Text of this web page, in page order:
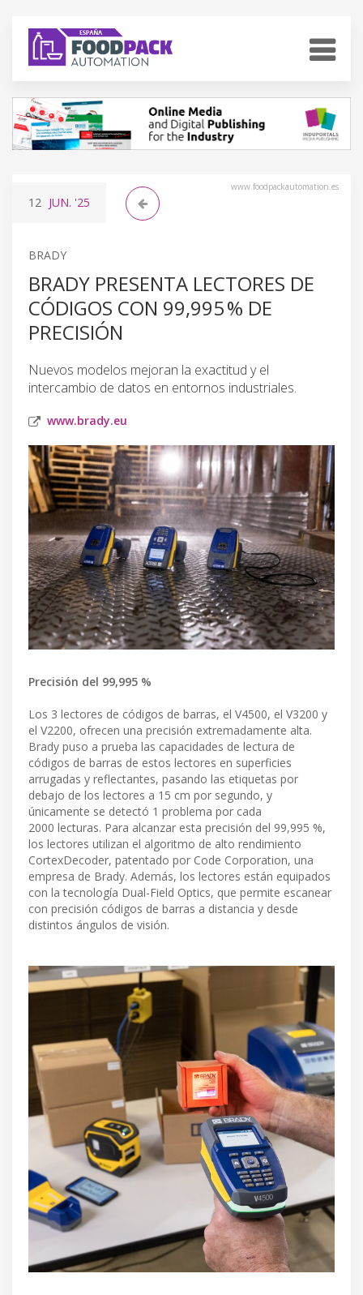
www.foodpackautomation.es
12 JUN. '25
BRADY
BRADY PRESENTA LECTORES DE
CÓDIGOS CON 99,995 % DE
PRECISIÓN
Nuevos modelos mejoran la exactitud y el
intercambio de datos en entornos industriales.
www.brady.eu
Precisión del 99,995 %
Los 3 lectores de códigos de barras, el V4500, el V3200 y
el V2200, ofrecen una precisión extremadamente alta.
Brady puso a prueba las capacidades de lectura de
códigos de barras de estos lectores en superficies
arrugadas y reflectantes, pasando las etiquetas por
debajo de los lectores a 15 cm por segundo, y
únicamente se detectó 1 problema por cada
2000 lecturas. Para alcanzar esta precisión del 99,995 %,
los lectores utilizan el algoritmo de alto rendimiento
CortexDecoder, patentado por Code Corporation, una
empresa de Brady. Además, los lectores están equipados
con la tecnología Dual-Field Optics, que permite escanear
con precisión códigos de barras a distancia y desde
distintos ángulos de visión.